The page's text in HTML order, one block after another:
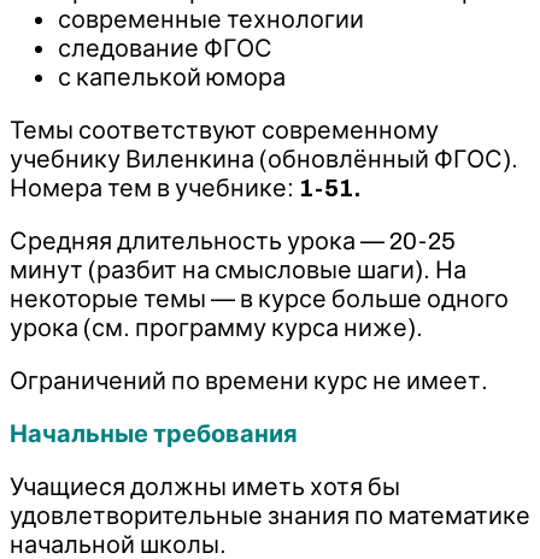
современные технологии
следование ФГОС
с капелькой юмора
Темы соответствуют современному
учебнику Виленкина (обновлённый ФГОС).
Номера тем в учебнике: 1-51.
Средняя длительность урока — 20-25
минут (разбит на смысловые шаги). На
некоторые темы — в курсе больше одного
урока (см. программу курса ниже).
Ограничений по времени курс не имеет.
Начальные требования
Учащиеся должны иметь хотя бы
удовлетворительные знания по математике
начальной школы.